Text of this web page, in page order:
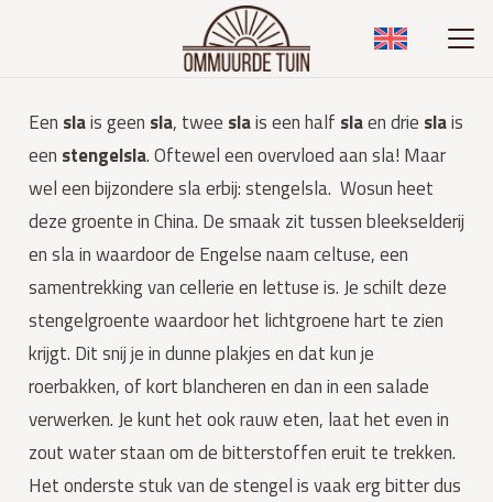
Een slais geen sla, twee slais een half slaen drie slais
een stengelsla. Oftewel een overvloed aan sla! Maar
wel een bijzondere sla erbij: stengelsla. Wosun heet
deze groente in China. De smaak zit tussen bleekselderij
en sla in waardoor de Engelse naam celtuse, een
samentrekking van cellerie en lettuse is. Je schilt deze
stengelgroente waardoor het lichtgroene hart te zien
krijgt. Dit snij je in dunne plakjes en dat kun je
roerbakken, of kort blancheren en dan in een salade
verwerken. Je kunt het ook rauw eten, laat het even in
zout water staan om de bitterstoffen eruit te trekken.
Het onderste stuk van de stengel is vaak erg bitter dus